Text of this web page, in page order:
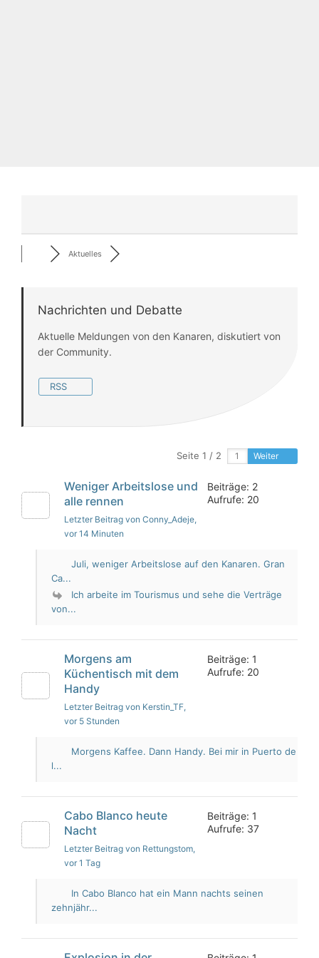
Aktuelles
Nachrichten und Debatte
Aktuelle Meldungen von den Kanaren, diskutiert von
der Community.
RSS
Seite 1 / 2 Weiter
Weniger Arbeitslose und
alle rennen
Letzter Beitrag von Conny_Adeje,
vor 14 Minuten
Beiträge: 2
Aufrufe: 20
Juli, weniger Arbeitslose auf den Kanaren. Gran
Ca...
Ich arbeite im Tourismus und sehe die Verträge
von...
Morgens am
Küchentisch mit dem
Handy
Letzter Beitrag von Kerstin_TF,
vor 5 Stunden
Beiträge: 1
Aufrufe: 20
Morgens Kaffee. Dann Handy. Bei mir in Puerto de
l...
Cabo Blanco heute
Nacht
Letzter Beitrag von Rettungstom,
vor 1 Tag
Beiträge: 1
Aufrufe: 37
In Cabo Blanco hat ein Mann nachts seinen
zehnjähr...